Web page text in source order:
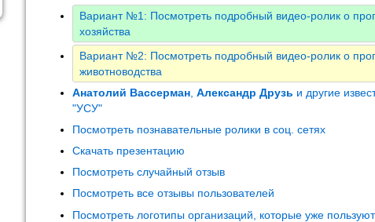
Вариант №1: Посмотреть подробный видео-ролик о
хозяйства
Вариант №2: Посмотреть подробный видео-ролик о
животноводства
Анатолий Вассерман Александр Друзь и другие
"УСУ"
Посмотреть познавательные ролики в соц. сетях
Скачать презентацию
Посмотреть случайный отзыв
Посмотреть все отзывы пользователей
Посмотреть логотипы организаций, которые уже